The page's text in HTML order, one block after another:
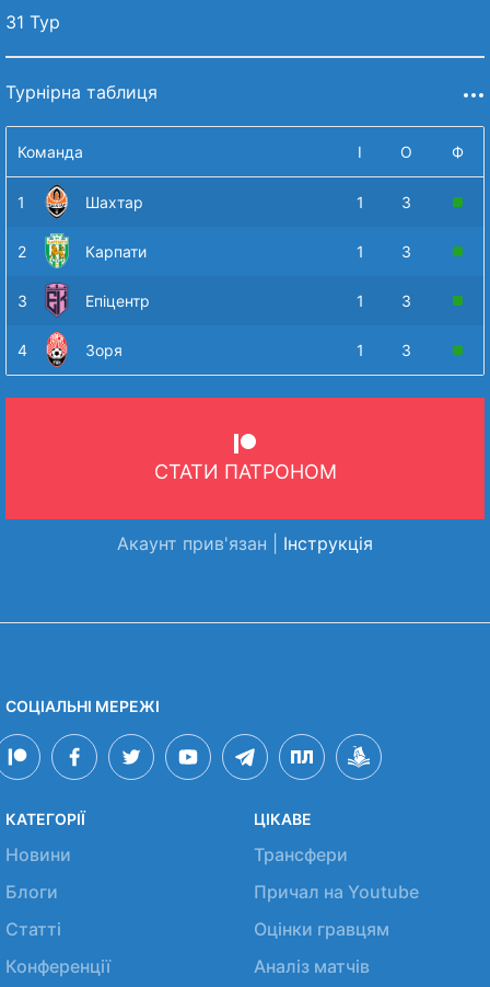
31 Тур
Турнірна таблиця
Команда І О Ф
1 Шахтар 1 3
2 Карпати 1 3
3 Епіцентр 1 3
4 Зоря 1 3
СТАТИ ПАТРОНОМ
Акаунт прив'язан | Інструкція
СОЦІАЛЬНІ МЕРЕЖІ
КАТЕГОРІЇ
Новини
Блоги
Статті
Конференції
ЦІКАВЕ
Трансфери
Причал на Youtube
Оцінки гравцям
Аналіз матчів